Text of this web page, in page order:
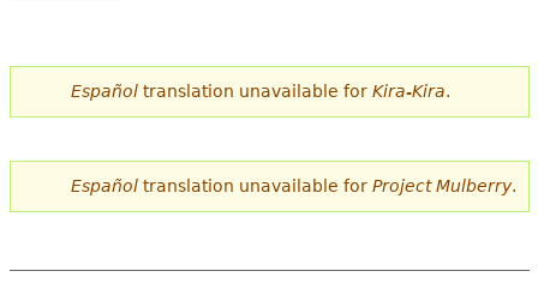
Españoltranslation unavailable for Kira-Kira.
Españoltranslation unavailable for Project Mulberry.